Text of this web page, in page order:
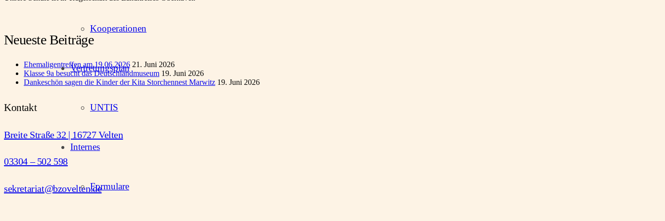
Kooperationen
Vertretungsplan
UNTIS
Internes
Formulare
Neueste Beiträge
Ehemaligentreffen am 19.06.2026 21. Juni 2026
Klasse 9a besucht das Deutschlandmuseum 19. Juni 2026
Dankeschön sagen die Kinder der Kita Storchennest Marwitz 19. Juni 2026
Kontakt
Breite Straße 32 | 16727 Velten
03304 – 502 598
sekretariat@bzovelten.de